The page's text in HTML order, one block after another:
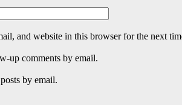
and website in this browser for the next
up comments by email.
by email.